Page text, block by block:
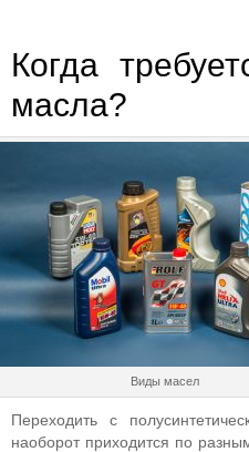
Когда
масла?
Виды масел
Переходить с
наоборот приходится по